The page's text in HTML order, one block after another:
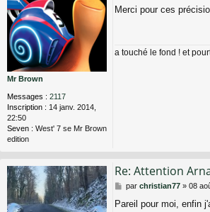
Mr Brown
Messages : 2117
Inscription : 14 janv. 2014,
22:50
Seven : West' 7 se Mr Brown
edition
s
e
Merci pour ces
a touché le fond ! et
Re: Attention
M
s
par christian77» 08
Pareil pour moi, enfin